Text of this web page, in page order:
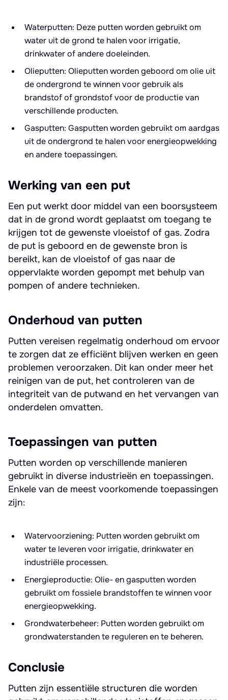
Waterputten: Deze putten worden gebruikt om
water uit de grond te halen voor irrigatie,
drinkwater of andere doeleinden.
Olieputten: Olieputten worden geboord om olie uit
de ondergrond te winnen voor gebruik als
brandstof of grondstof voor de productie van
verschillende producten.
Gasputten: Gasputten worden gebruikt om aardgas
uit de ondergrond te halen voor energieopwekking
en andere toepassingen.
Werking van een put
Een put werkt door middel van een boorsysteem
dat in de grond wordt geplaatst om toegang te
krijgen tot de gewenste vloeistof of gas. Zodra
de put is geboord en de gewenste bron is
bereikt, kan de vloeistof of gas naar de
oppervlakte worden gepompt met behulp van
pompen of andere technieken.
Onderhoud van putten
Putten vereisen regelmatig onderhoud om ervoor
te zorgen dat ze efficiënt blijven werken en geen
problemen veroorzaken. Dit kan onder meer het
reinigen van de put, het controleren van de
integriteit van de putwand en het vervangen van
onderdelen omvatten.
Toepassingen van putten
Putten worden op verschillende manieren
gebruikt in diverse industrieën en toepassingen.
Enkele van de meest voorkomende toepassingen
zijn:
Watervoorziening: Putten worden gebruikt om
water te leveren voor irrigatie, drinkwater en
industriële processen.
Energieproductie: Olie- en gasputten worden
gebruikt om fossiele brandstoffen te winnen voor
energieopwekking.
Grondwaterbeheer: Putten worden gebruikt om
grondwaterstanden te reguleren en te beheren.
Conclusie
Putten zijn essentiële structuren die worden